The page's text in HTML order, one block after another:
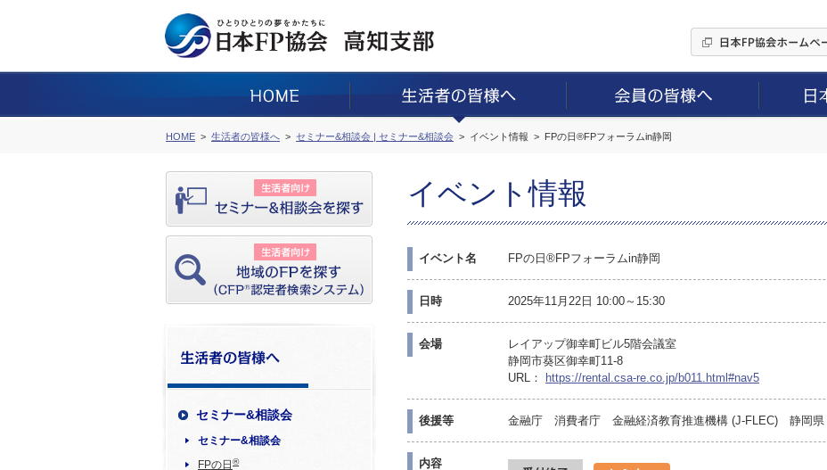
HOME 生活者の皆様へ セミナー&相談会 | セミナー&相談会 イベント情報 FPの日®FPフォーラムin静岡
セミナー&相談会
セミナー&相談会
FPの日 ®
イベント情報
イベント名 FPの日®FPフォーラムin静岡
日時 2025年11月22日 10:00～15:30
会場
レイアップ御幸町ビル5階会議室
静岡市葵区御幸町11-8
URL：
https://rental.csa-re.co.jp/b011.html#nav5
後援等 金融庁 消費者庁 金融経済教育推進機構 (J-FLEC) 静岡
内容